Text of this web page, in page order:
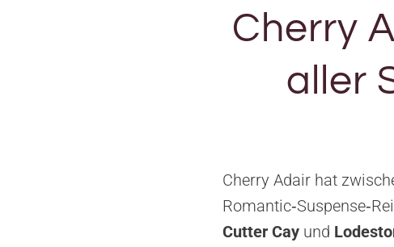
Cherry
aller
Cherry Adair hat
Cutter Cay und